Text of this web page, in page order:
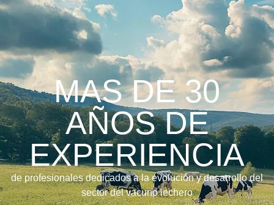
MAS DE 30
AÑOS DE
EXPERIENCIA
de profesionales dedicados a la evolución y desarrollo del
sector del vacuno lechero